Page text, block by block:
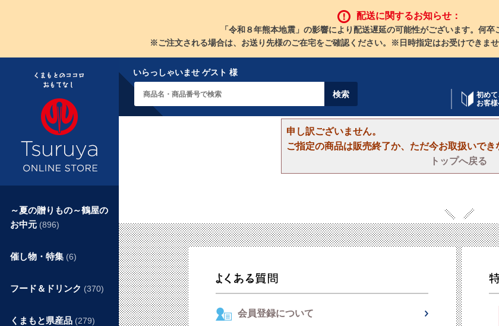
配送に関するお知らせ：
「令和８年熊本地震」の影響により配送遅延の可能性がございます。何卒
※ご注文される場合は、お送り先様のご在宅をご確認ください。※日時指定はお受けできま
いらっしゃいませ ゲスト 様
初め
お客
申し訳ございません。
ご指定の商品は販売終了か、ただ今お取扱いでき
トップへ戻る
～夏の贈りもの～鶴屋の
お中元 (896)
催し物・特集 (6)
フード＆ドリンク (370)
くまもと県産品 (279)
会員登録について